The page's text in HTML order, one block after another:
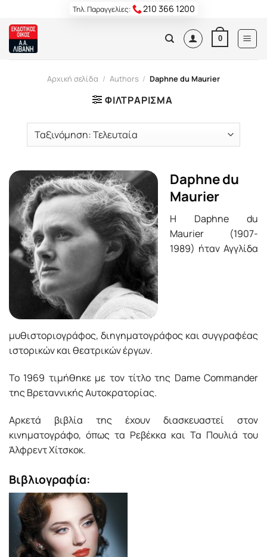
content
Τηλ. Παραγγελίες: 210 366 1200
0
Αρχική σελίδα / Authors / Daphne du Maurier
ΦΙΛΤΡΆΡΙΣΜΑ
Daphne du
Maurier
Η Daphne du
Maurier (1907-
1989) ήταν Αγγλίδα
μυθιστοριογράφος, διηγηματογράφος και συγγραφέας
ιστορικών και θεατρικών έργων.
Το 1969 τιμήθηκε με τον τίτλο της Dame Commander
της Βρεταννικής Αυτοκρατορίας.
Αρκετά βιβλία της έχουν διασκευαστεί στον
κινηματογράφο, όπως τα Ρεβέκκα και Τα Πουλιά του
Άλφρεντ Χίτσκοκ.
Βιβλιογραφία: